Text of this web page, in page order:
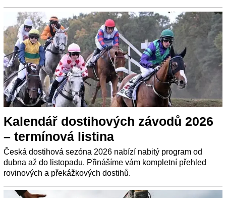
Kalendář dostihových závodů 2026
– termínová listina
Česká dostihová sezóna 2026 nabízí nabitý program od
dubna až do listopadu. Přinášíme vám kompletní přehled
rovinových a překážkových dostihů.